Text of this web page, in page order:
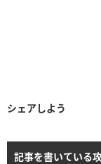
シェアしよう
記事を書いている